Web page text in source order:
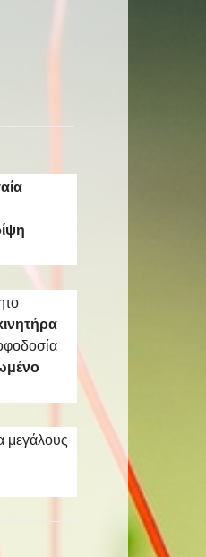
μεγάλους